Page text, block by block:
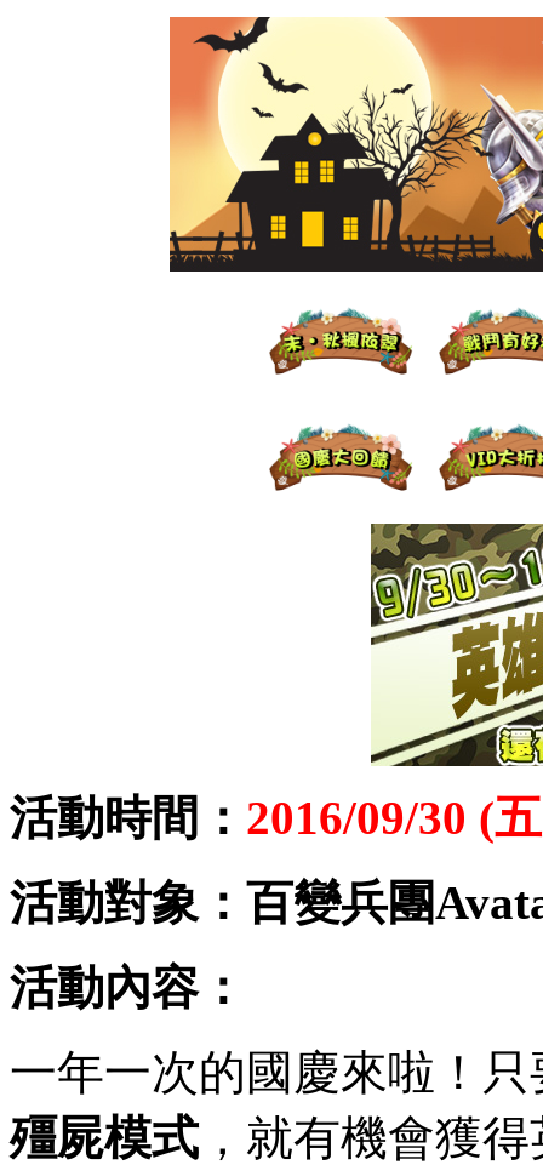
活動時間： 2016/09/30 (
活動對象：百變兵團
活動內容：
一年一次的國慶來啦！
殭屍模式，就有機會獲